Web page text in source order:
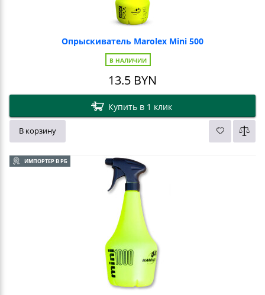
Опрыскиватель Marolex Mini 500
В НАЛИЧИИ
13.5 BYN
Купить в 1 клик
В корзину
ИМПОРТЕР В РБ